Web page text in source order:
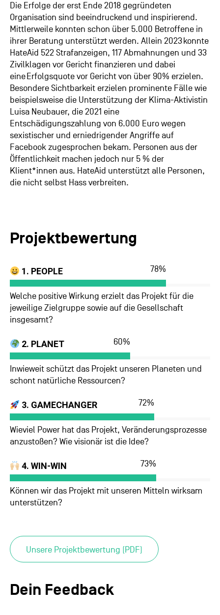
Die Erfolge der erst Ende 2018 gegründeten
Organisation sind beeindruckend und inspirierend.
Mittlerweile konnten schon über 5.000 Betroffene in
ihrer Beratung unterstützt werden. Allein 2023 konnte
HateAid 522 Strafanzeigen, 117 Abmahnungen und 33
Zivilklagen vor Gericht finanzieren und dabei
eine Erfolgsquote vor Gericht von über 90% erzielen.
Besondere Sichtbarkeit erzielen prominente Fälle wie
beispielsweise die Unterstützung der Klima-Aktivistin
Luisa Neubauer, die 2021 eine
Entschädigungszahlung von 6.000 Euro wegen
sexistischer und erniedrigender Angriffe auf
Facebook zugesprochen bekam. Personen aus der
Öffentlichkeit machen jedoch nur 5 % der
Klient*innen aus. HateAid unterstützt alle Personen,
die nicht selbst Hass verbreiten.
Projektbewertung
1. PEOPLE 78%
Welche positive Wirkung erzielt das Projekt für die
jeweilige Zielgruppe sowie auf die Gesellschaft
insgesamt?
2. PLANET 60%
Inwieweit schützt das Projekt unseren Planeten und
schont natürliche Ressourcen?
3. GAMECHANGER 72%
Wieviel Power hat das Projekt, Veränderungsprozesse
anzustoßen? Wie visionär ist die Idee?
4. WIN-WIN 73%
Können wir das Projekt mit unseren Mitteln wirksam
unterstützen?
Unsere Projektbewertung (PDF)
Dein Feedback